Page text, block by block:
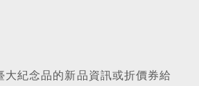
大紀念品的新品資訊或折價券給